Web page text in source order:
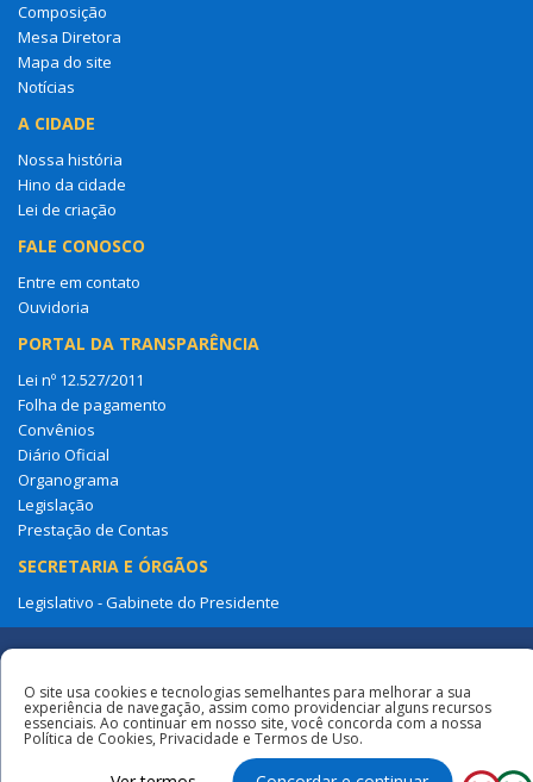
Composição
Mesa Diretora
Mapa do site
Notícias
A CIDADE
Nossa história
Hino da cidade
Lei de criação
FALE CONOSCO
Entre em contato
Ouvidoria
PORTAL DA TRANSPARÊNCIA
Lei nº 12.527/2011
Folha de pagamento
Convênios
Diário Oficial
Organograma
Legislação
Prestação de Contas
SECRETARIA E ÓRGÃOS
Legislativo - Gabinete do Presidente
Redes
Sociais
Todos os direitos reservados à Câmara
Municipal de São Benedito Do Rio Preto
O site usa cookies e tecnologias semelhantes para melhorar a sua
experiência de navegação, assim como providenciar alguns recursos
essenciais. Ao continuar em nosso site, você concorda com a nossa
Política de Cookies, Privacidade e Termos de Uso.